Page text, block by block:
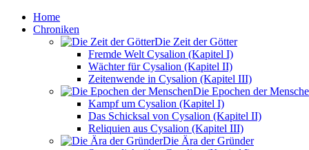
Home
Chroniken
Die Zeit der Götter
Fremde Welt Cysalion (Kapitel I)
Wächter für Cysalion (Kapitel II)
Zeitenwende in Cysalion (Kapitel III)
Die Epochen der
Kampf um Cysalion (Kapitel I)
Das Schicksal von Cysalion (Kapitel II)
Reliquien aus Cysalion (Kapitel III)
Die Ära der Gründer